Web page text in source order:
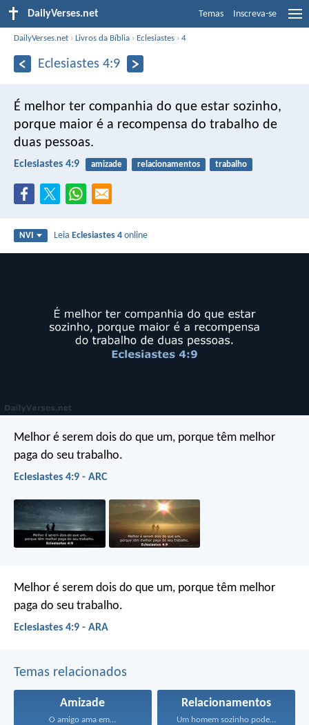
DailyVerses.net Temas Inscreva-se
DailyVerses.net ›Livros da Bíblia › Eclesiastes ›4
Eclesiastes 4:9
É melhor ter companhia do que estar sozinho,
porque maior é a recompensa do trabalho de
duas pessoas.
Eclesiastes 4:9 amizade relacionamentos trabalho
NVI LeiaEclesiastes 4 online
Melhor é serem dois do que um, porque têm melhor
paga do seu trabalho.
Eclesiastes 4:9 - ARC
Melhor é serem dois do que um, porque têm melhor
paga do seu trabalho.
Eclesiastes 4:9 - ARA
Temas relacionados
Amizade
O amigo ama em...
Relacionamentos
Um homem sozinho pode...